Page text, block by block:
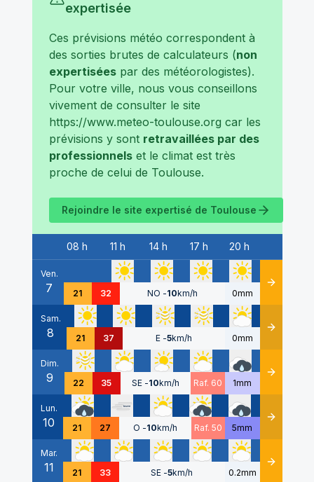
expertisée
Ces prévisions météo correspondent à
des sorties brutes de calculateurs (non
expertiséespar des météorologistes).
Pour votre ville, nous vous conseillons
vivement de consulter le site
https://www.meteo-toulouse.org car les
prévisions y sont retravaillées par des
professionnelset le climat est très
proche de celui de Toulouse.
Rejoindre le site expertisé de Toulouse
Date
08 h 11 h 14 h 17 h 20 h
Ven.
7 21 32 NO -10km/h 0mm Détails
Sam.
8 21 37 E -5km/h 0mm Détails
Dim.
9 22 35 SE -10km/h Raf. 60 1mm Détails
Lun.
10 21 27 O -10km/h Raf. 50 5mm Détails
Mar.
11 21 33 SE -5km/h 0.2mm Détails